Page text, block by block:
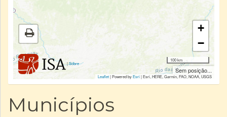
|Sobre
+
−
100 km
Sem posição...
Leaflet| Powered byEsri|Esri, HERE, Garmin, FAO, NOAA, USGS
Municípios